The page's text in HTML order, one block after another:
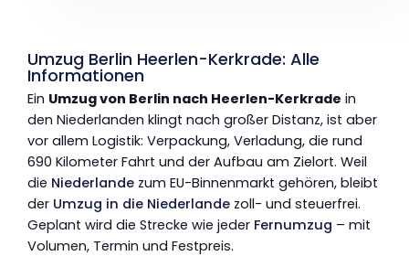
Umzug Berlin Heerlen-Kerkrade: Alle
Informationen
Ein Umzug von Berlin nach Heerlen-Kerkrade in
den Niederlanden klingt nach großer Distanz, ist aber
vor allem Logistik: Verpackung, Verladung, die rund
690 Kilometer Fahrt und der Aufbau am Zielort. Weil
die Niederlande zum EU-Binnenmarkt gehören, bleibt
der Umzug in die Niederlande zoll- und steuerfrei.
Geplant wird die Strecke wie jeder Fernumzug – mit
Volumen, Termin und Festpreis.